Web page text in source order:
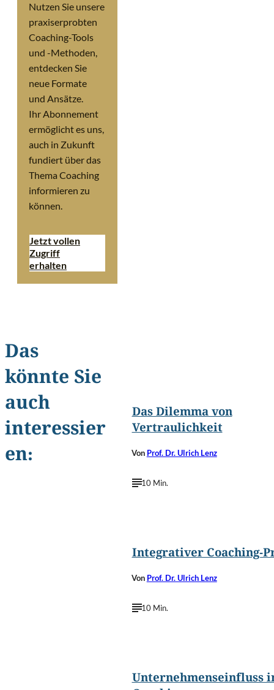
Nutzen Sie unsere
praxiserprobten
Coaching-Tools
und -Methoden,
entdecken Sie
neue Formate
und Ansätze.
Ihr Abonnement
ermöglicht es uns,
auch in Zukunft
fundiert über das
Thema Coaching
informieren zu
können.
Jetzt vollen
Zugriff
erhalten
Das
könnte Sie
auch
interessier
en:
Das Dilemma von
Vertraulichkeit
Von Prof. Dr. Ulrich Lenz
10 Min.
Integrativer Coaching-
Von Prof. Dr. Ulrich Lenz
10 Min.
Unternehmenseinfluss